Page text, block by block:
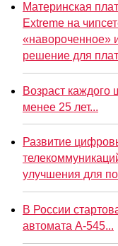
Материнская
Extreme на
«навороченное»
решение для
Возраст каждого
менее 25 лет...
Развитие
улучшения для
В России
автомата А-545...